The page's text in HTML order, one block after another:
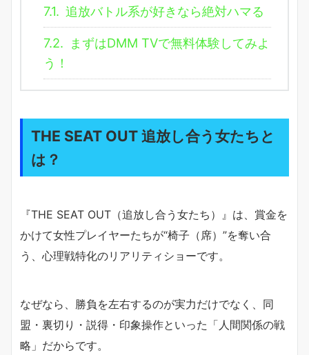
7.1. 追放バトル系が好きなら絶対ハマる
7.2.
まずはDMM TVで無料体験してみよ
う！
THE SEAT OUT 追放し合う女たちと
は？
『THE SEAT OUT（追放し合う女たち）』は、賞金を
かけて女性プレイヤーたちが“椅子（席）”を奪い合
う、心理戦特化のリアリティショーです。
なぜなら、勝負を左右するのが実力だけでなく、同
盟・裏切り・説得・印象操作といった「人間関係の戦
略」だからです。